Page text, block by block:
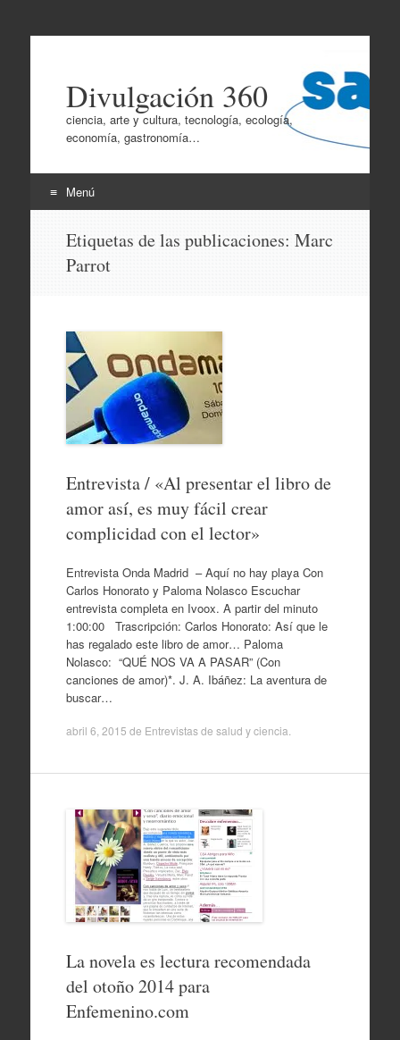
Divulgación 360
ciencia, arte y cultura, tecnología, ecología,
economía, gastronomía…
Menú
contenido
Etiquetas de las publicaciones: Marc
Parrot
Entrevista / «Al presentar el libro de
amor así, es muy fácil crear
complicidad con el lector»
Entrevista Onda Madrid – Aquí no hay playa Con
Carlos Honorato y Paloma Nolasco Escuchar
entrevista completa en Ivoox. A partir del minuto
1:00:00 Trascripción: Carlos Honorato: Así que le
has regalado este libro de amor… Paloma
Nolasco: “QUÉ NOS VA A PASAR” (Con
canciones de amor)*. J. A. Ibáñez: La aventura de
buscar…
abril 6, 2015 de Entrevistas de salud y ciencia
La novela es lectura recomendada
del otoño 2014 para
Enfemenino.com